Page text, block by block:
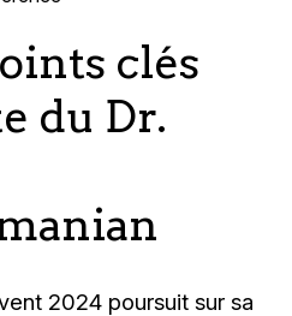
clés
du Dr.
2024 poursuit sur sa